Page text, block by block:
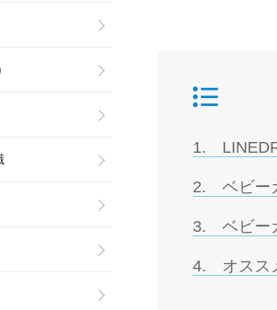
1.
2. ベビー
3. ベビー
4. オスス